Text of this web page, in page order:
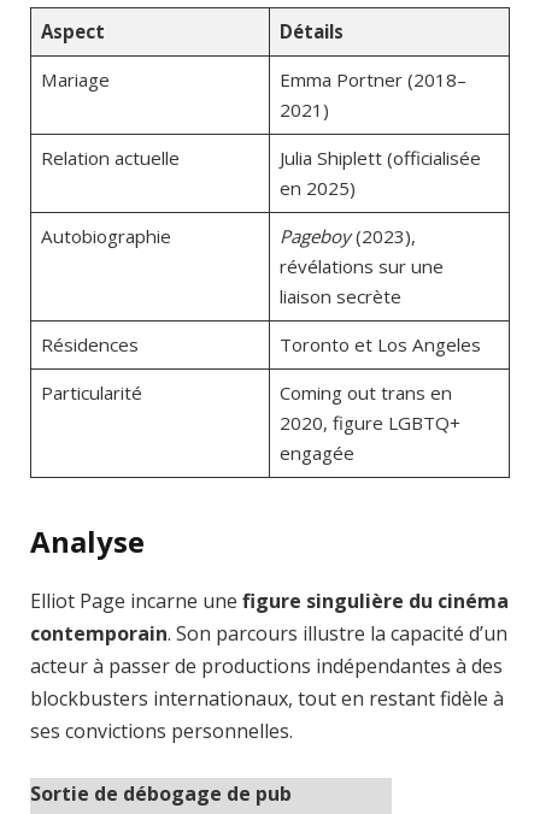
Aspect
Détails
Mariage
Emma Portner (2018–
2021)
Relation actuelle
Julia Shiplett (officialisée
en 2025)
Autobiographie
Pageboy(2023),
révélations sur une
liaison secrète
Résidences
Toronto et Los Angeles
Particularité
Coming out trans en
2020, figure LGBTQ+
engagée
Analyse
Elliot Page incarne une figure singulière du cinéma
contemporain. Son parcours illustre la capacité d’un
acteur à passer de productions indépendantes à des
blockbusters internationaux, tout en restant fidèle à
ses convictions personnelles.
Sortie de débogage de pub